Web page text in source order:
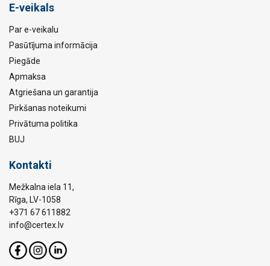
E-veikals
Par e-veikalu
Pasūtījuma informācija
Piegāde
Apmaksa
Atgriešana un garantija
Pirkšanas noteikumi
Privātuma politika
BUJ
Kontakti
Mežkalna iela 11,
Rīga, LV-1058
+371 67 611882
info@certex.lv